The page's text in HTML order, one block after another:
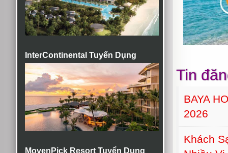
InterContinental Tuyển Dụng
MovenPick Resort Tuyển Dụng
Tin
BAYA
2026
Khách